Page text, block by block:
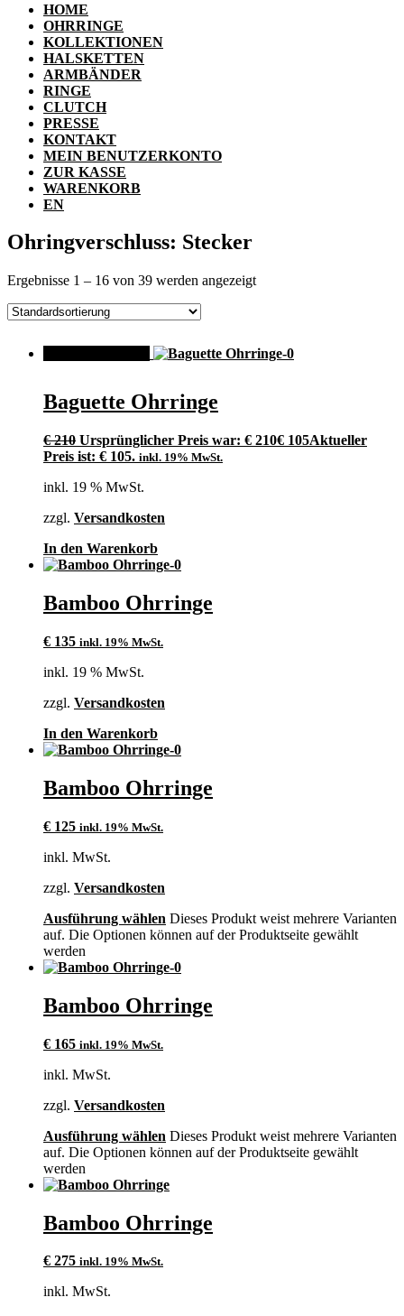
HOME
OHRRINGE
KOLLEKTIONEN
HALSKETTEN
ARMBÄNDER
RINGE
CLUTCH
PRESSE
KONTAKT
MEIN BENUTZERKONTO
ZUR KASSE
WARENKORB
EN
Ohringverschluss: Stecker
Ergebnisse 1 – 16 von 39 werden angezeigt
Baguette Ohrringe
€210 Ursprünglicher Preis war: € 210€ 105Aktueller
Preis ist: € 105. inkl. 19% MwSt.
inkl. 19 % MwSt.
zzgl. Versandkosten
In den Warenkorb
Bamboo Ohrringe
€ 135 inkl. 19% MwSt.
inkl. 19 % MwSt.
zzgl. Versandkosten
In den Warenkorb
Bamboo Ohrringe
€ 125 inkl. 19% MwSt.
inkl. MwSt.
zzgl. Versandkosten
Ausführung wählen Dieses Produkt weist mehrere Varianten
auf. Die Optionen können auf der Produktseite gewählt
werden
Bamboo Ohrringe
€ 165 inkl. 19% MwSt.
inkl. MwSt.
zzgl. Versandkosten
Ausführung wählen Dieses Produkt weist mehrere Varianten
auf. Die Optionen können auf der Produktseite gewählt
werden
Bamboo Ohrringe
€ 275 inkl. 19% MwSt.
inkl. MwSt.